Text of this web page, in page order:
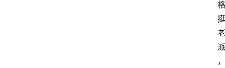
格
挺
老
派
，